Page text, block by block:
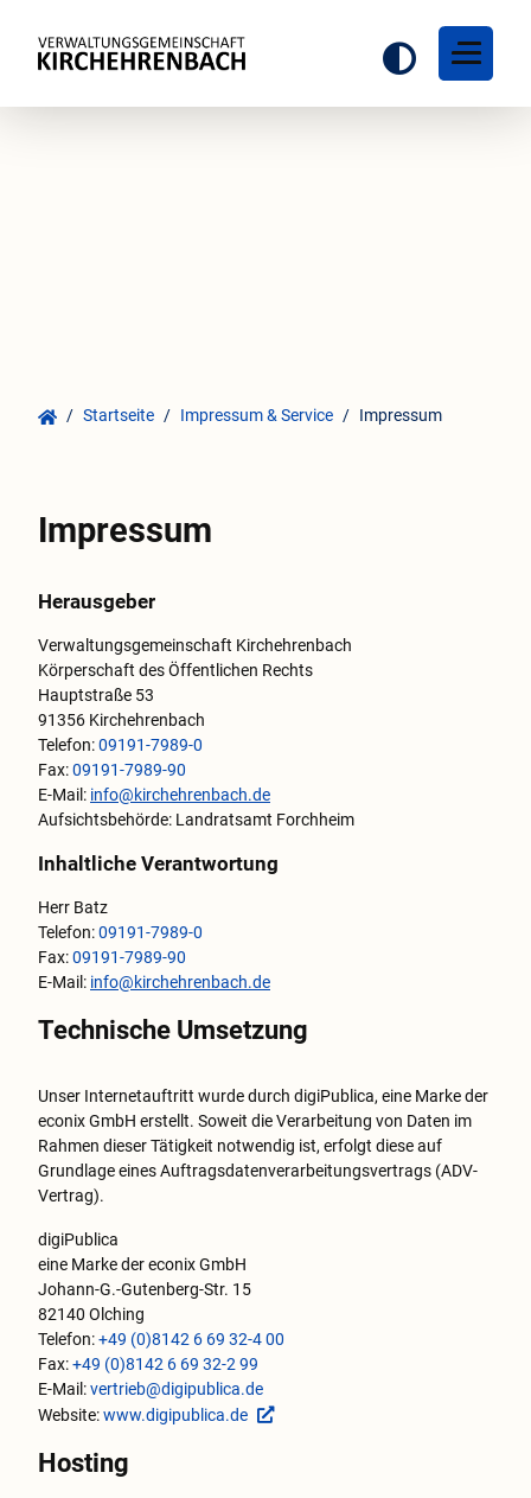
Startseite Impressum & Service Impressum
Impressum
Herausgeber
Verwaltungsgemeinschaft Kirchehrenbach
Körperschaft des Öffentlichen Rechts
Hauptstraße 53
91356 Kirchehrenbach
Telefon:09191-7989-0
Fax:09191-7989-90
E-Mail: info@kirchehrenbach.de
Aufsichtsbehörde: Landratsamt Forchheim
Inhaltliche Verantwortung
Herr Batz
Telefon:09191-7989-0
Fax:09191-7989-90
E-Mail: info@kirchehrenbach.de
Technische Umsetzung
Unser Internetauftritt wurde durch digiPublica, eine Marke der
econix GmbH erstellt. Soweit die Verarbeitung von Daten im
Rahmen dieser Tätigkeit notwendig ist, erfolgt diese auf
Grundlage eines Auftragsdatenverarbeitungsvertrags (ADV-
Vertrag).
digiPublica
eine Marke der econix GmbH
Johann-G.-Gutenberg-Str. 15
82140 Olching
Telefon:+49 (0)8142 6 69 32-4 00
Fax:+49 (0)8142 6 69 32-2 99
E-Mail:vertrieb@digipublica.de
Website:www.digipublica.de
Hosting